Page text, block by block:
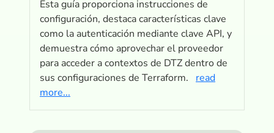
Esta guía proporciona instrucciones de
configuración, destaca características clave
como la autenticación mediante clave API, y
demuestra cómo aprovechar el proveedor
para acceder a contextos de DTZ dentro de
sus configuraciones de Terraform.
read
more...